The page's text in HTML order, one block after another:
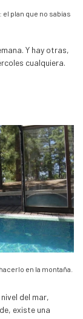
plan que no sabías
Y hay otras,
cualquiera.
en la montaña.
del mar,
existe una